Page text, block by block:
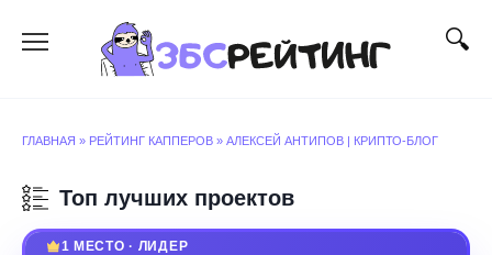
содержанию
ГЛАВНАЯ » РЕЙТИНГ КАППЕРОВ » АЛЕКСЕЙ АНТИПОВ | КРИПТО-БЛОГ
Топ лучших проектов
1 МЕСТО · ЛИДЕР